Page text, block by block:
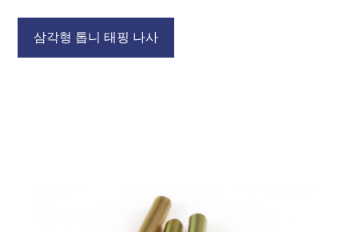
삼각형 톱니 태핑 나사